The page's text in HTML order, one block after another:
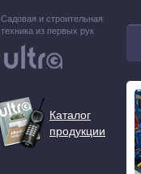
Садовая и строительная
техника из первых рук
Каталог
продукции